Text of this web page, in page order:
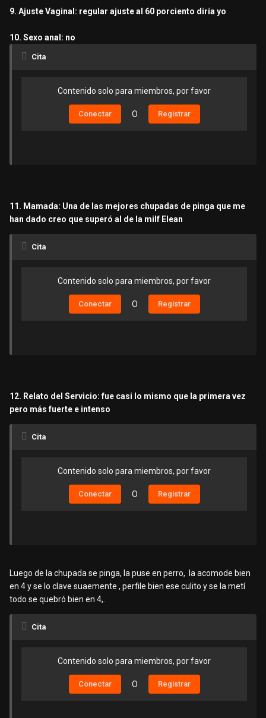
9. Ajuste Vaginal: regular ajuste al 60 porciento diría yo
10. Sexo anal: no
Cita
Contenido solo para miembros, por favor
Conectar O Registrar
11. Mamada: Una de las mejores chupadas de pinga que me
han dado creo que superó al de la milf Elean
Cita
Contenido solo para miembros, por favor
Conectar O Registrar
12. Relato del Servicio: fue casi lo mismo que la primera vez
pero más fuerte e intenso
Cita
Contenido solo para miembros, por favor
Conectar O Registrar
Luego de la chupada se pinga, la puse en perro, la acomode bien
en 4 y se lo clave suaemente , perfile bien ese culito y se la metí
todo se quebró bien en 4,.
Cita
Contenido solo para miembros, por favor
Conectar O Registrar